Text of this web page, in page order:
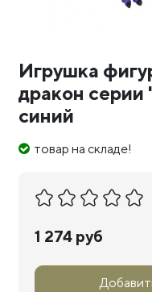
Игрушка
дракон
синий
товар на складе!
1 274 руб